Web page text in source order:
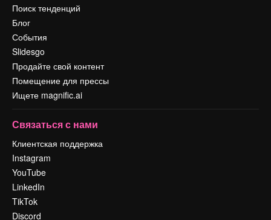
Поиск тенденций
Блог
События
Slidesgo
Продайте свой контент
Помещение для прессы
Ищете magnific.ai
Связаться с нами
Клиентская поддержка
Instagram
YouTube
LinkedIn
TikTok
Discord